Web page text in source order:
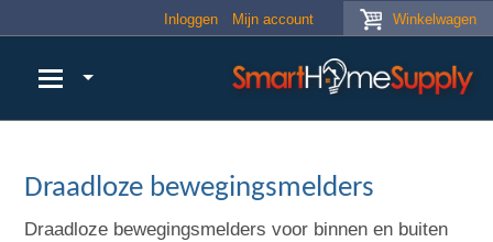
Winkelwagen
Inloggen Mijn account
Draadloze bewegingsmelders
Draadloze bewegingsmelders voor binnen en buiten